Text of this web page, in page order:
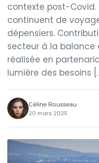
contexte post-Covid.
continuent de
dépensiers.
secteur à la balance
réalisée en
lumière des besoins
Céline Rousseau
20 mars 2025